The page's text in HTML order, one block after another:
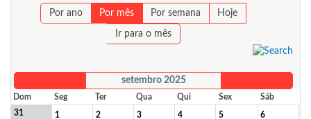
Por ano Por mês Por semana Hoje
Ir para o mês
setembro 2025
Dom Seg Ter Qua Qui Sex
Sáb
31
1 2 3 4 5 6